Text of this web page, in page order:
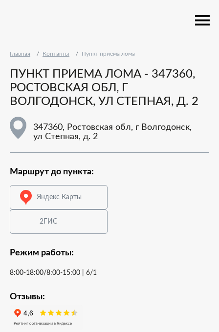
Главная Контакты Пункт приема лома
ПУНКТ ПРИЕМА ЛОМА - 347360,
РОСТОВСКАЯ ОБЛ, Г
ВОЛГОДОНСК, УЛ СТЕПНАЯ, Д. 2
347360, Ростовская обл, г Волгодонск,
ул Степная, д. 2
Маршрут до пункта:
Яндекс Карты
2ГИС
Режим работы:
8:00-18:00/8:00-15:00 | 6/1
Отзывы: